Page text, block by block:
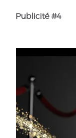
Publicité #4